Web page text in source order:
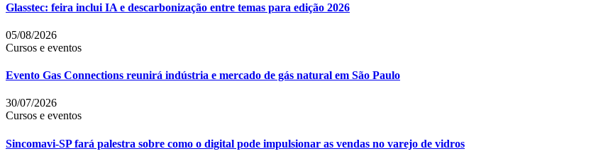
Glasstec: feira inclui IA e descarbonização entre temas para edição 2026
05/08/2026
Cursos e eventos
Evento Gas Connections reunirá indústria e mercado de gás natural em São Paulo
30/07/2026
Cursos e eventos
Sincomavi-SP fará palestra sobre como o digital pode impulsionar as vendas no varejo de vidros